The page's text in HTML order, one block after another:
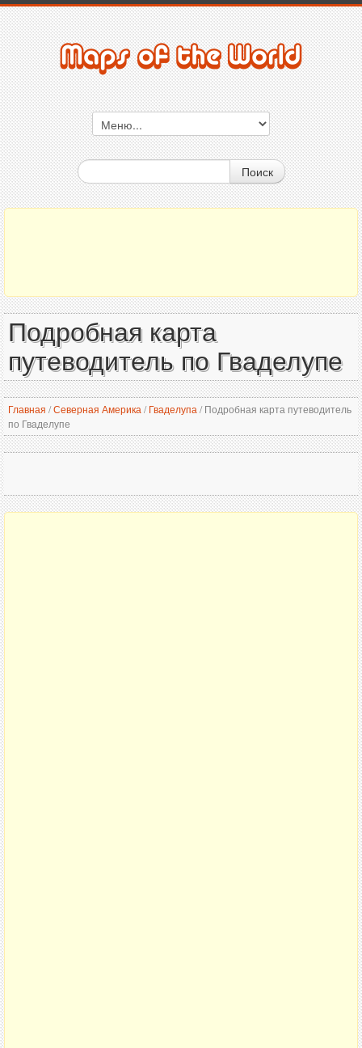
Поиск
Подробная карта
путеводитель по Гваделупе
Главная /Северная Америка / Гваделупа /Подробная карта путеводитель
по Гваделупе